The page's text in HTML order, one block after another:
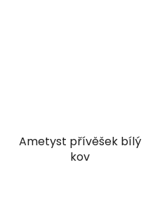
Ametyst přívěšek bílý
kov